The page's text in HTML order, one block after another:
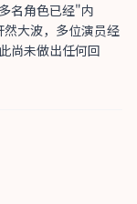
名角色已经"内
大波，多位演员经
尚未做出任何回